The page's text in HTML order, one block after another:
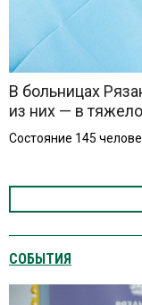
В больницах
из них — в
Состояние 145
СОБЫТИЯ